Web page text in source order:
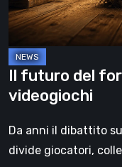
videogiochi
Il futuro del
videogiochi
Da anni il dibattito
divide giocatori,